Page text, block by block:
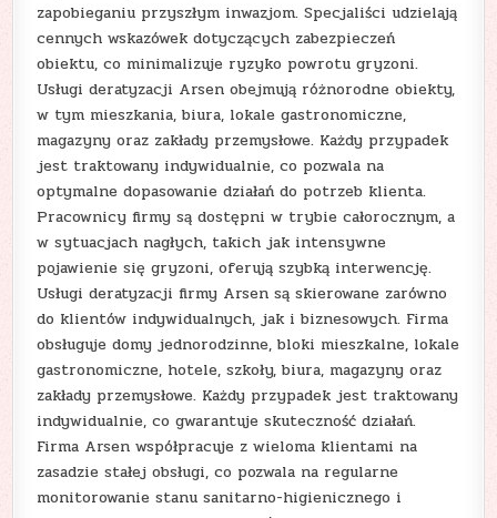
zapobieganiu przyszłym inwazjom. Specjaliści udzielają
cennych wskazówek dotyczących zabezpieczeń
obiektu, co minimalizuje ryzyko powrotu gryzoni.
Usługi deratyzacji Arsen obejmują różnorodne obiekty,
w tym mieszkania, biura, lokale gastronomiczne,
magazyny oraz zakłady przemysłowe. Każdy przypadek
jest traktowany indywidualnie, co pozwala na
optymalne dopasowanie działań do potrzeb klienta.
Pracownicy firmy są dostępni w trybie całorocznym, a
w sytuacjach nagłych, takich jak intensywne
pojawienie się gryzoni, oferują szybką interwencję.
Usługi deratyzacji firmy Arsen są skierowane zarówno
do klientów indywidualnych, jak i biznesowych. Firma
obsługuje domy jednorodzinne, bloki mieszkalne, lokale
gastronomiczne, hotele, szkoły, biura, magazyny oraz
zakłady przemysłowe. Każdy przypadek jest traktowany
indywidualnie, co gwarantuje skuteczność działań.
Firma Arsen współpracuje z wieloma klientami na
zasadzie stałej obsługi, co pozwala na regularne
monitorowanie stanu sanitarno-higienicznego i